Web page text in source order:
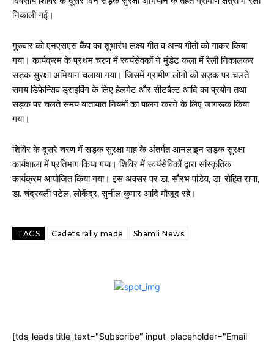
निकाली गई।
गुरुवार को एनएसएस कैंप का शुभारंभ लक्ष्य गीत व अन्य गीतों को गाकर किया
गया। कार्यक्रम के प्रथम चरण में स्वयंसेवकों ने मुंडेट कला में रैली निकालकर
सड़क सुरक्षा अभियान चलाया गया। जिसमें ग्रामीण लोगों को सड़क पर चलते
समय डिफेन्सिव ड्राइविंग के लिए हेलमेट और सीटबैल्ट आदि का प्रयोग तथा
सड़क पर चलते समय यातायात नियमों का पालन करने के लिए जागरूक किया
गया।
शिविर के दूसरे चरण में सड़क सुरक्षा माह के अंतर्गत आनलाइन सड़क सुरक्षा
कार्यशाला में प्रतिभाग किया गया। शिविर में स्वयंसेविकों द्वारा सांस्कृतिक
कार्यक्रम आयोजित किया गया। इस अवसर पर डा. सौरभ पांडेय, डा. रोहित राणा,
डा. चंद्रबली पटेल, लोकेंद्र, सुनील कुमार आदि मौजूद रहे।
TAGS Cadets rally made Shamli News
[tds_leads title_text="Subscribe" input_placeholder="Email